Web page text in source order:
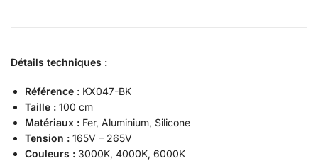
Détails techniques :
Référence : KX047-BK
Taille : 100 cm
Matériaux : Fer, Aluminium, Silicone
Tension : 165V – 265V
Couleurs : 3000K, 4000K, 6000K